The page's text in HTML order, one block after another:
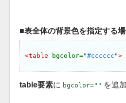
表全体の背景色を指定する
<table bgcolor="#cccccc ">
table要素に bgcolor="" を追